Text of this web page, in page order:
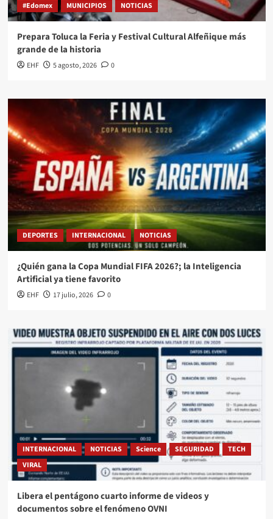
#Edomex MUNICIPIOS NOTICIAS
Prepara Toluca la Feria y Festival Cultural Alfeñique más
grande de la historia
EHF 5 agosto, 2026 0
DEPORTES INTERNACIONAL NOTICIAS
¿Quién gana la Copa Mundial FIFA 2026?; la Inteligencia
Artificial ya tiene favorito
EHF 17 julio, 2026 0
INTERNACIONAL NOTICIAS Science SEGURIDAD
TECH
VIRAL
Libera el pentágono cuarto informe de videos y
documentos sobre el fenómeno OVNI